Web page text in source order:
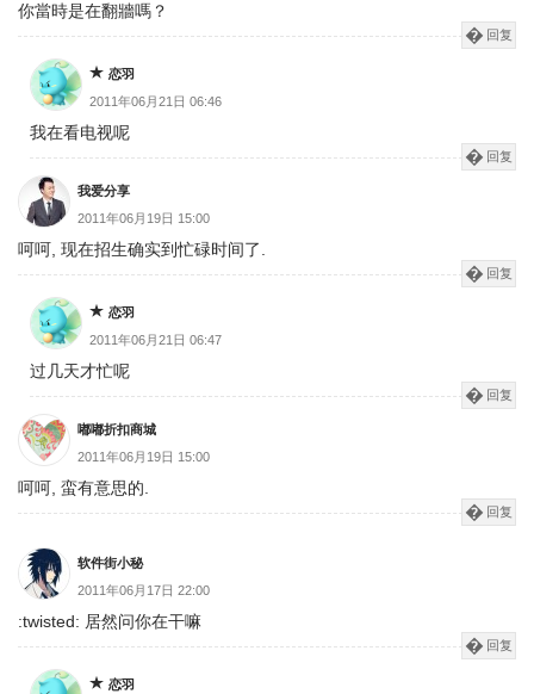
你當時是在翻牆嗎？
回复
恋羽
2011年06月21日 06:46
我在看电视呢
回复
我爱分享
2011年06月19日 15:00
呵呵, 现在招生确实到忙碌时间了.
回复
恋羽
2011年06月21日 06:47
过几天才忙呢
回复
嘟嘟折扣商城
2011年06月19日 15:00
呵呵, 蛮有意思的.
回复
软件街小秘
2011年06月17日 22:00
:twisted: 居然问你在干嘛
回复
恋羽